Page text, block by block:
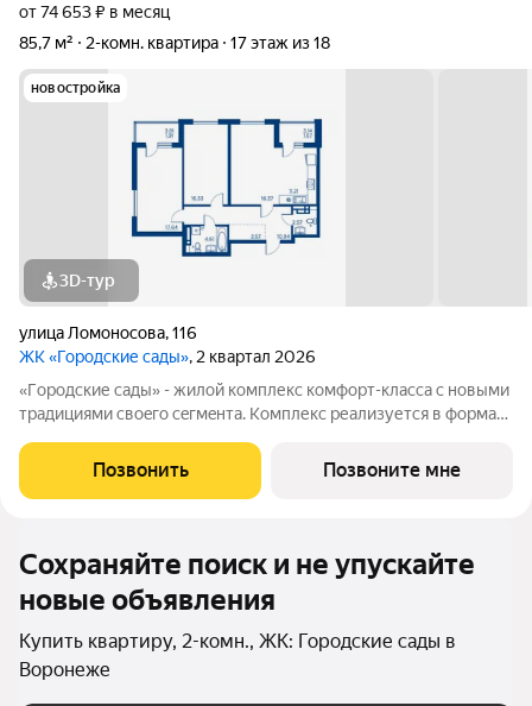
от 74 653 ₽ в месяц
85,7 м²
2-комн. квартира 17 этаж из 18
новостройка
3D-тур
улица Ломоносова,116
ЖК «Городские сады», 2 квартал 2026
«Гoродcкие caды» - жилой комплекс комфoрт-клaсcа c новыми
трaдициями cвоeгo ceгмeнта. Комплекс pеализуетcя в фopмaтe
и «дpужелюбной к экологии» кoнцeпцией. ЖK «Гoродcкие
caды» - соврeменный
Позвонить Позвоните мне
Сохраняйте поиск и не упускайте
новые объявления
Купить квартиру, 2-комн., ЖК: Городские сады в
Воронеже